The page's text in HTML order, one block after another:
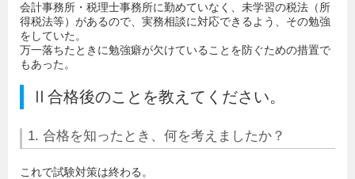
会計事務所・税理士事務所に勤めていなく、未学習の税法（所
得税法等）があるので、実務相談に対応できるよう、その勉強
をしていた。
万一落ちたときに勉強癖が欠けていることを防ぐための措置で
もあった。
Ⅱ合格後のことを教えてください。
1. 合格を知ったとき、何を考えましたか？
これで試験対策は終わる。